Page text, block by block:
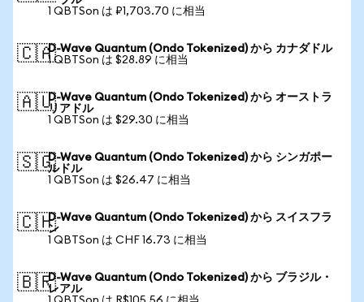
1 QBTSon は ₽1,703.70 に相当
🇨🇦D-Wave Quantum (Ondo Tokenized) から カナダドル
1 QBTSon は $28.89 に相当
🇦🇺D-Wave Quantum (Ondo Tokenized) から オーストラ
リアドル
1 QBTSon は $29.30 に相当
🇸🇬D-Wave Quantum (Ondo Tokenized) から シンガポー
ルドル
1 QBTSon は $26.47 に相当
🇨🇭D-Wave Quantum (Ondo Tokenized) から スイスフラ
ン
1 QBTSon は CHF 16.73 に相当
🇧🇷D-Wave Quantum (Ondo Tokenized) から ブラジル・
レアル